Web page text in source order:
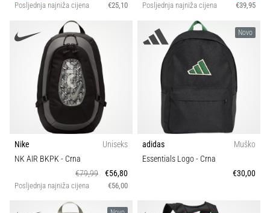
Posljednja najniža cijena €25,10 Posljednja najniža cijena €39,95
Nike
Uniseks
NK AIR BKPK- Crna
€79,99
€56,80
Posljednja najniža cijena €56,00
Novo
adidas
Muško
Essentials Logo- Crna
€30,00